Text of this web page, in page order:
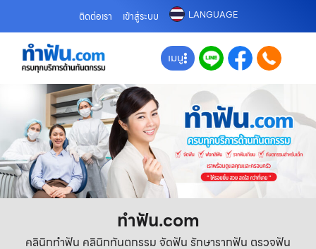
ติดต่อเรา เข้าสู่ระบบ LANGUAGE
เมนู
ทําฟัน.com
คลินิกทำฟัน คลินิกทันตกรรม จัดฟัน รักษารากฟัน ตรวจฟัน